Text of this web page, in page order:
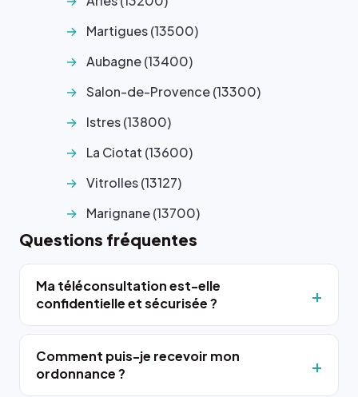
Martigues (13500)
Aubagne (13400)
Salon-de-Provence (13300)
Istres (13800)
La Ciotat (13600)
Vitrolles (13127)
Marignane (13700)
Questions fréquentes
Ma téléconsultation est-elle
confidentielle et sécurisée ?
Comment puis-je recevoir mon
ordonnance ?